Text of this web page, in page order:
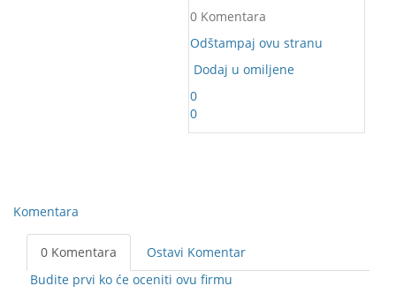
0 Komentara
Odštampaj ovu stranu
Dodaj u omiljene
0
0
Komentara
0 Komentara
Ostavi Komentar
Budite prvi ko će oceniti ovu firmu